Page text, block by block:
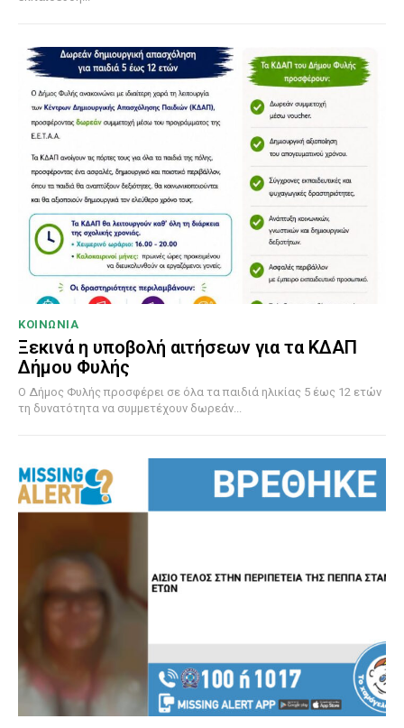
ΚΟΙΝΩΝΙΑ
Ξεκινά η υποβολή αιτήσεων για τα ΚΔΑΠ
Δήμου Φυλής
Ο Δήμος Φυλής προσφέρει σε όλα τα παιδιά ηλικίας 5 έως 12 ετών
τη δυνατότητα να συμμετέχουν δωρεάν...